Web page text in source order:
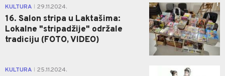
KULTURA 29.11.2024.
16. Salon stripa u Laktašima:
Lokalne "stripadžije" održale
tradiciju (FOTO, VIDEO)
1
KULTURA 25.11.2024.